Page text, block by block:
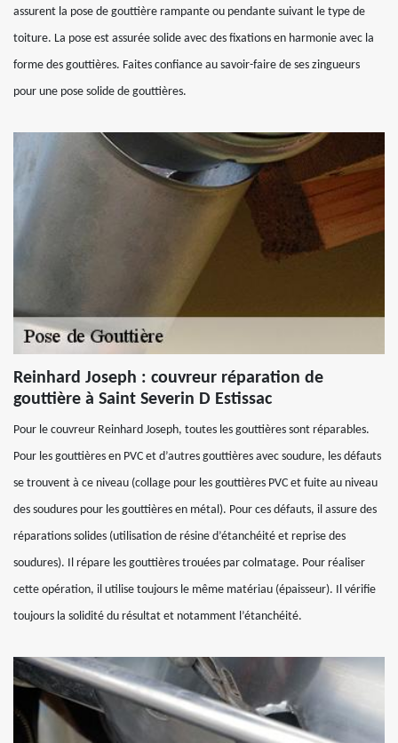
assurent la pose de gouttière rampante ou pendante suivant le type de
toiture. La pose est assurée solide avec des fixations en harmonie avec la
forme des gouttières. Faites confiance au savoir-faire de ses zingueurs
pour une pose solide de gouttières.
Reinhard Joseph : couvreur réparation de
gouttière à Saint Severin D Estissac
Pour le couvreur Reinhard Joseph, toutes les gouttières sont réparables.
Pour les gouttières en PVC et d’autres gouttières avec soudure, les défauts
se trouvent à ce niveau (collage pour les gouttières PVC et fuite au niveau
des soudures pour les gouttières en métal). Pour ces défauts, il assure des
réparations solides (utilisation de résine d’étanchéité et reprise des
soudures). Il répare les gouttières trouées par colmatage. Pour réaliser
cette opération, il utilise toujours le même matériau (épaisseur). Il vérifie
toujours la solidité du résultat et notamment l’étanchéité.